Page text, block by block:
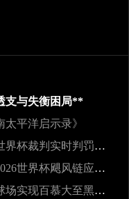
支与失衡困局**
太平洋启示录》
**逐帧解码：半自动越位技术对世界杯裁判实时判罚决策的重塑**
**动态韧性调度：迈阿密机场在2026世界杯飓风链应急中的中枢重构**
2026世界杯草皮进化论：十六座球场实现百慕大至黑麦草的生态跃迁